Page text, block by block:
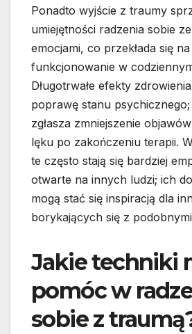
Ponadto wyjście z traumy
umiejętności radzenia sobie
emocjami, co przekłada się
funkcjonowanie w
Długotrwałe efekty
poprawę stanu
zgłasza zmniejszenie
lęku po zakończeniu terapii.
te często stają się bardziej
otwarte na innych ludzi; ich
mogą stać się inspiracją dla
borykających się z
Jakie techniki
pomóc w
sobie z